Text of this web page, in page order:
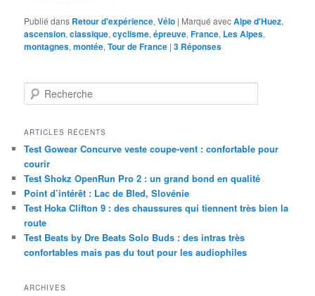
Publié dans Retour d'expérience,Vélo | Marqué avecAlpe d'Huez,
ascension,classique,cyclisme,épreuve,France, Les Alpes,
montagnes,montée,Tour de France |3 Réponses
e
h
r
c
h
e
ARTICLES RÉCENTS
Test Gowear Concurve veste coupe-vent : confortable pour
courir
Test Shokz OpenRun Pro 2 : un grand bond en qualité
Point d’intérêt : Lac de Bled, Slovénie
Test Hoka Clifton 9 : des chaussures qui tiennent très bien la
route
Test Beats by Dre Beats Solo Buds : des intras très
confortables mais pas du tout pour les audiophiles
ARCHIVES